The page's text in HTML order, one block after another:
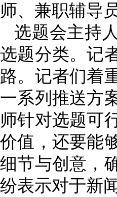
师、兼职辅导
选题会主持
选题分类。记
路。记者们着
一系列推送方
师针对选题可
价值，还要能
细节与创意，
纷表示对于新